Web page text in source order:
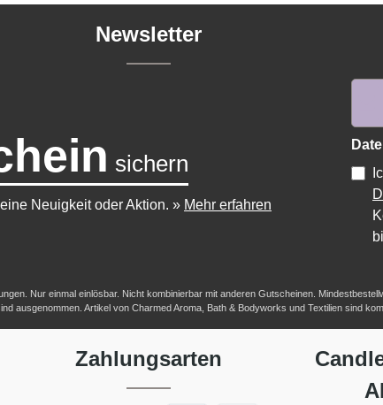
Newsletter
sichern
Neuigkeit oder Aktion. » Mehr erfahren
Nur einmal einlösbar. Nicht kombinierbar mit anderen Gutscheinen.
ausgenommen. Artikel von Charmed Aroma, Bath & Bodyworks und Textilien sind
Zahlungsarten